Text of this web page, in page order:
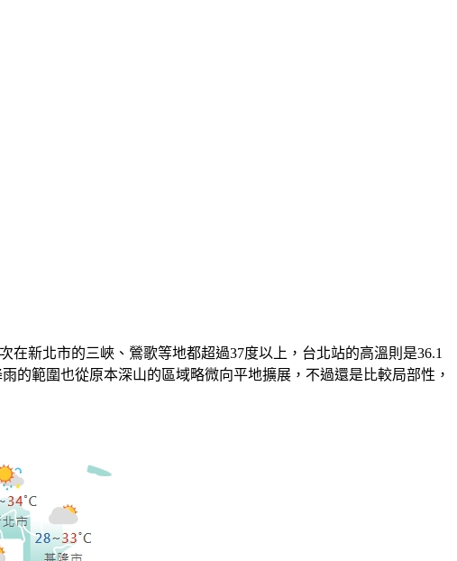
新北市的三峽、鶯歌等地都超過37度以上，台北站的高溫則是36.1
的範圍也從原本深山的區域略微向平地擴展，不過還是比較局部性，